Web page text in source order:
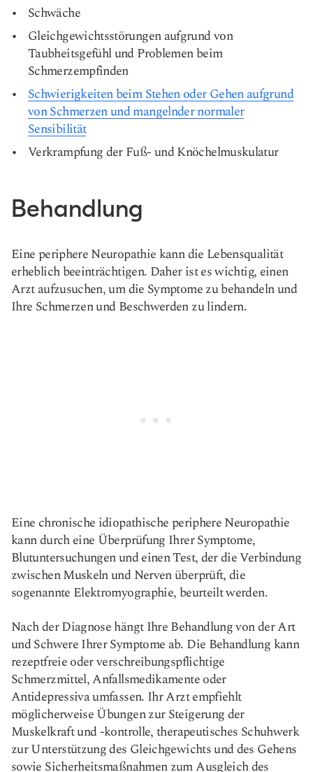
Schwäche
Gleichgewichtsstörungen aufgrund von
Taubheitsgefühl und Problemen beim
Schmerzempfinden
Schwierigkeiten beim Stehen oder Gehen aufgrund
von Schmerzen und mangelnder normaler
Sensibilität
Verkrampfung der Fuß- und Knöchelmuskulatur
Behandlung
Eine periphere Neuropathie kann die Lebensqualität
erheblich beeinträchtigen. Daher ist es wichtig, einen
Arzt aufzusuchen, um die Symptome zu behandeln und
Ihre Schmerzen und Beschwerden zu lindern.
Eine chronische idiopathische periphere Neuropathie
kann durch eine Überprüfung Ihrer Symptome,
Blutuntersuchungen und einen Test, der die Verbindung
zwischen Muskeln und Nerven überprüft, die
sogenannte Elektromyographie, beurteilt werden.
Nach der Diagnose hängt Ihre Behandlung von der Art
und Schwere Ihrer Symptome ab. Die Behandlung kann
rezeptfreie oder verschreibungspflichtige
Schmerzmittel, Anfallsmedikamente oder
Antidepressiva umfassen. Ihr Arzt empfiehlt
möglicherweise Übungen zur Steigerung der
Muskelkraft und -kontrolle, therapeutisches Schuhwerk
zur Unterstützung des Gleichgewichts und des Gehens
sowie Sicherheitsmaßnahmen zum Ausgleich des